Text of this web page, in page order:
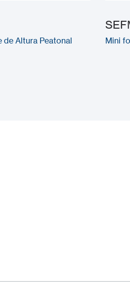
de Altura Peatonal
Mini